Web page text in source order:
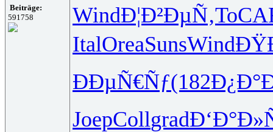
Beiträge:
591758
WindÐ¦Ð²ÐµÑ‚ToCA
ItalOreaSunsWind
ÐÐµÑ€Ñƒ(182
JoepCollgrad